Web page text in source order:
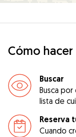
Cómo
Buscar
Busca
lista de
Reserva
Cuando